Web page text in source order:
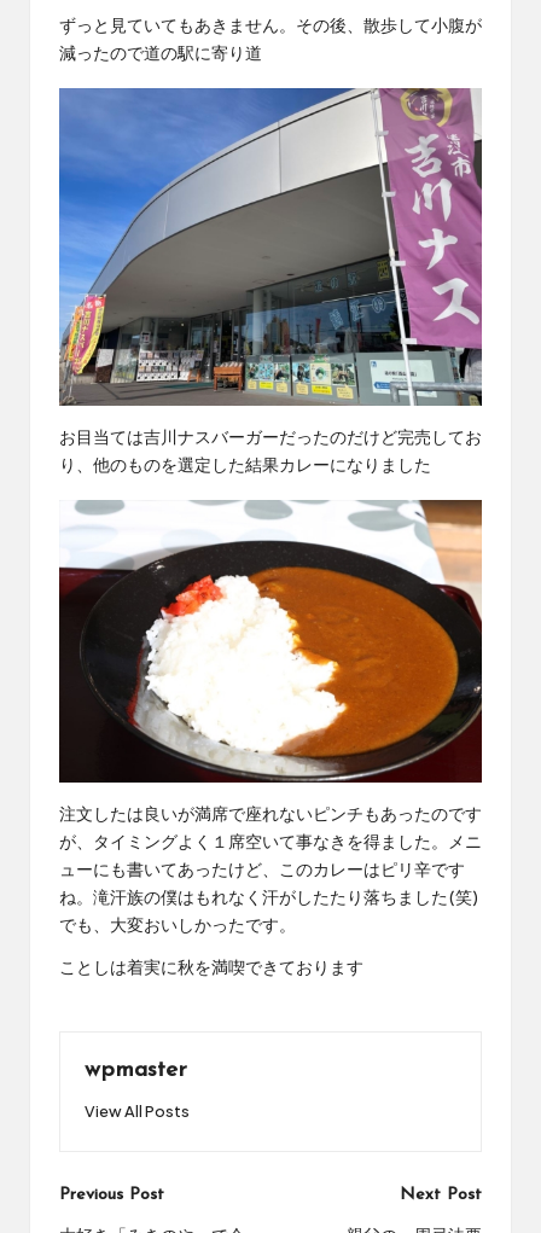
ずっと見ていてもあきません。その後、散歩して小腹が
減ったので道の駅に寄り道
お目当ては吉川ナスバーガーだったのだけど完売してお
り、他のものを選定した結果カレーになりました
注文したは良いが満席で座れないピンチもあったのです
が、タイミングよく１席空いて事なきを得ました。メニ
ューにも書いてあったけど、このカレーはピリ辛です
ね。滝汗族の僕はもれなく汗がしたたり落ちました(笑)
でも、大変おいしかったです。
ことしは着実に秋を満喫できております
wpmaster
View All Posts
Post
Previous Post Next Post